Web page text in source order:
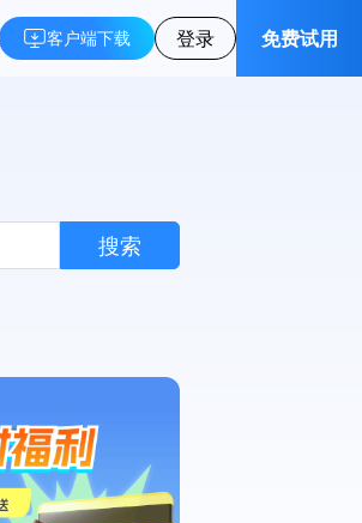
客户端下载 登录 免费试用
搜索